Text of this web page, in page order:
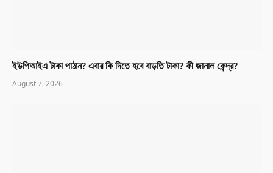
ইউপিআইএ টাকা পাঠান? এবার কি দিতে হবে বাড়তি টাকা? কী জানাল কেন্দ্র?
August 7, 2026